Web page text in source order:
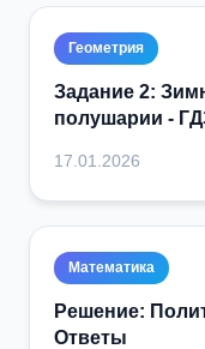
Геометрия
Задание 2:
полушарии -
17.01.2026
Математика
Решение:
Ответы